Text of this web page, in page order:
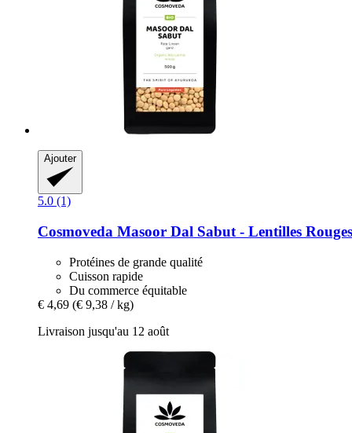
Ajouter
5.0 (1)
Cosmoveda Masoor Dal Sabut -​ Lentilles
Protéines de grande qualité
Cuisson rapide
Du commerce équitable
€ 4,69 (€ 9,38 / kg)
Livraison jusqu'au 12 août